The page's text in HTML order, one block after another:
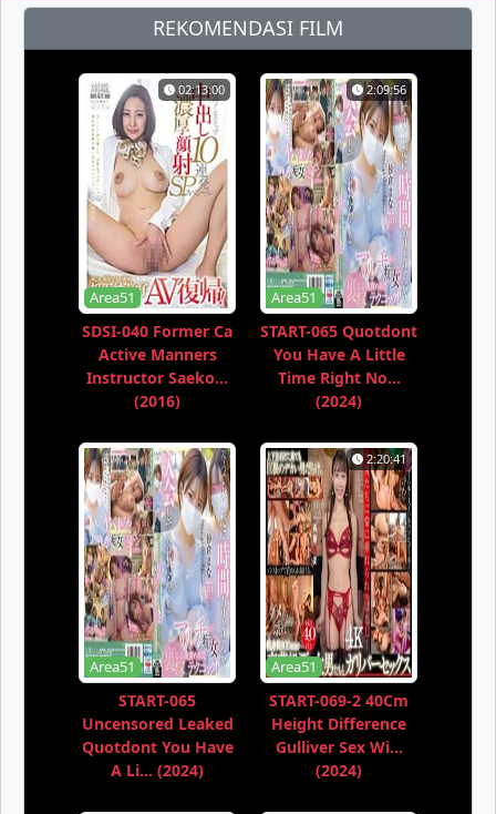
REKOMENDASI FILM
02:13:00
Area51
SDSI-040 Former Ca
Active Manners
Instructor Saeko...
(2016)
2:09:56
Area51
START-065 Quotdont
You Have A Little
Time Right No...
(2024)
Area51
START-065
Uncensored Leaked
Quotdont You Have
A Li... (2024)
2:20:41
Area51
START-069-2 40Cm
Height Difference
Gulliver Sex Wi...
(2024)